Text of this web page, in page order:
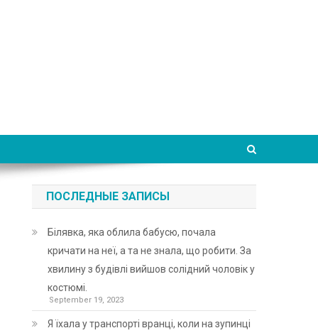
ПОСЛЕДНЫЕ ЗАПИСЫ
Білявка, яка облила бабусю, почала
кричати на неї, а та не знала, що робити. За
хвилину з будівлі вийшов солідний чоловік у
костюмі.
September 19, 2023
Я їхала у транспорті вранці, коли на зупинці